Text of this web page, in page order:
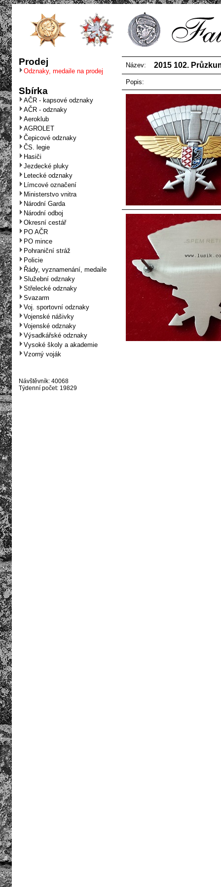
Prodej
Odznaky, medaile na prodej
Sbírka
AČR - kapsové odznaky
AČR - odznaky
Aeroklub
AGROLET
Čepicové odznaky
ČS. legie
Hasiči
Jezdecké pluky
Letecké odznaky
Límcové označení
Ministerstvo vnitra
Národní Garda
Národní odboj
Okresní cestář
PO AČR
PO mince
Pohraniční stráž
Policie
Řády, vyznamenání, medaile
Služební odznaky
Střelecké odznaky
Svazarm
Voj. sportovní odznaky
Vojenské nášivky
Vojenské odznaky
Výsadkářské odznaky
Vysoké školy a akademie
Vzorný voják
Návštěvník: 40068
Týdenní počet: 19829
Název: 2015 102.
Popis: